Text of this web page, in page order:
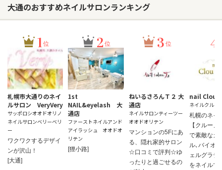
大通のおすすめネイルサロンランキング
1位
札幌市大通りのネイ
ルサロン VeryVery
サッポロシオオドオリノ
ネイルサロンベリーベリ
ー
ワクワクするデザイ
ンが沢山！
[大通]
2 位
1st
NAIL&eyelash 大
通店
ファーストネイルアンド
アイラッシュ オオドオ
リテン
[狸小路]
3 位
ねいるさろんＴ２ 大
通店
ネイルサロンティーツー
オオドオリテン
マンションの5Fにあ
る、隠れ家的サロン
☆口コミで評判☆ゆ
ったりと過ごせるの
4
nail Clou
ネイルクルー
札幌のネイ
【クルーノ
で素敵なカ
ル､バイオ
ェルグラデ
をネイルで